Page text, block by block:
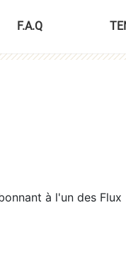
F.A.Q
à l'un des Flux